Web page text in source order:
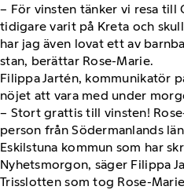
– För vinsten tänker vi resa till
tidigare varit på Kreta och
har jag även lovat ett av
stan, berättar Rose-Marie.
Filippa Jartén, kommunikatör
nöjet att vara med under
– Stort grattis till vinsten!
person från Södermanlands
Eskilstuna kommun som har
Nyhetsmorgon, säger Filippa
Trisslotten som tog Rose-